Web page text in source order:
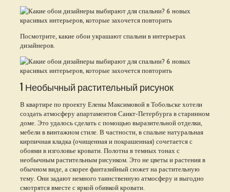
Посмотрите, какие обои украшают спальни в интерьерах
дизайнеров.
1 Необычный растительный рисунок
В квартире по проекту Елены Максимовой в Тобольске хотели
создать атмосферу апартаментов Санкт-Петербурга в старинном
доме. Это удалось сделать с помощью выразительной отделки,
мебели в винтажном стиле. В частности, в спальне натуральная
кирпичная кладка (очищенная и покрашенная) сочетается с
обоями в изголовье кровати. Полотна в темных тонах с
необычным растительным рисунком. Это не цветы и растения в
обычном виде, а скорее фантазийный сюжет на растительную
тему. Они задают немного таинственную атмосферу и выгодно
смотрятся вместе с яркой обивкой кровати.